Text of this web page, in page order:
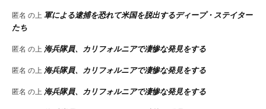
匿名 の上軍による逮捕を恐れて米国を脱出するディープ・ステイター
たち
匿名 の上 海兵隊員、カリフォルニアで凄惨な発見をする
匿名 の上 海兵隊員、カリフォルニアで凄惨な発見をする
匿名 の上 海兵隊員、カリフォルニアで凄惨な発見をする